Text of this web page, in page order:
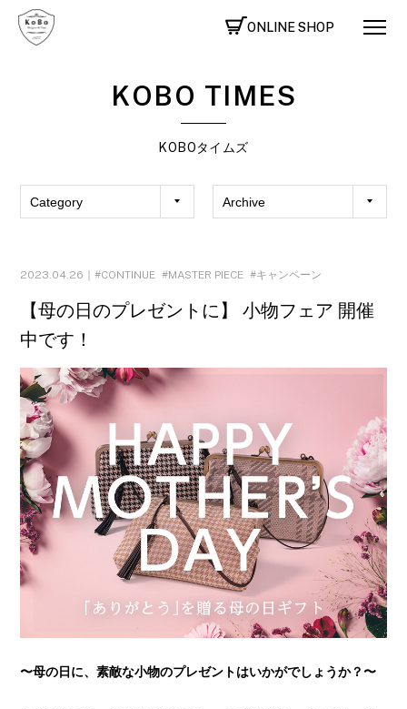
ONLINE SHOP
KOBO TIMES
KOBOタイムズ
2023.04.26｜ CONTINUE MASTER PIECE キャンペーン
【母の日のプレゼントに】 小物フェア 開催
中です！
〜母の日に、素敵な小物のプレゼントはいかがでしょうか？〜